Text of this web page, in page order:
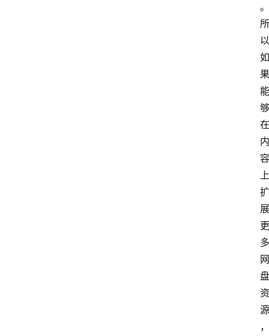
。
所
以
如
果
能
够
在
内
容
上
扩
展
更
多
网
盘
资
源
，